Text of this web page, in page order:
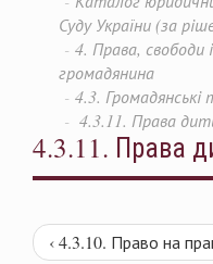
Суду України (за
4. Права, свободи
громадянина
4.3. Громадянські
4.3.11. Права
4.3.11. Права
‹ 4.3.10. Право на